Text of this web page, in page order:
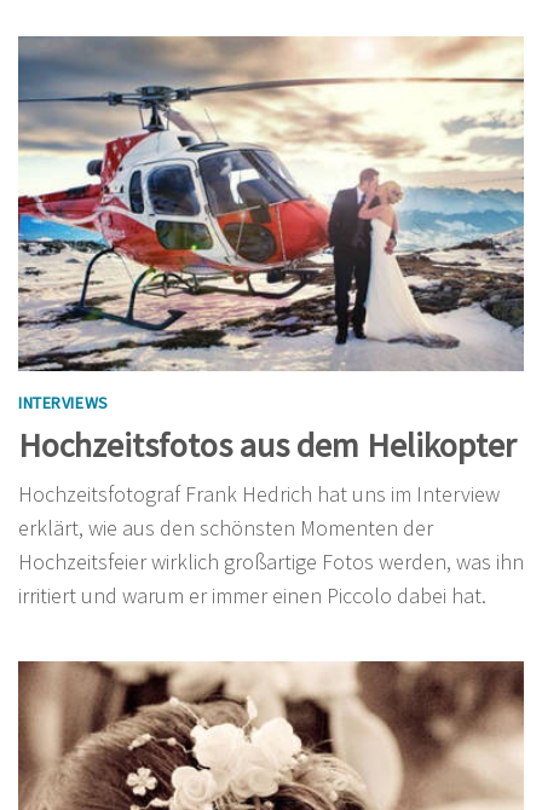
INTERVIEWS
Hochzeitsfotos aus dem Helikopter
Hochzeitsfotograf Frank Hedrich hat uns im Interview
erklärt, wie aus den schönsten Momenten der
Hochzeitsfeier wirklich großartige Fotos werden, was ihn
irritiert und warum er immer einen Piccolo dabei hat.